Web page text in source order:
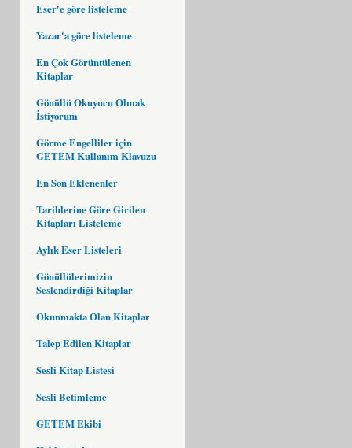
Eser'e göre listeleme
Yazar'a göre listeleme
En Çok Görüntülenen
Kitaplar
Gönüllü Okuyucu Olmak
İstiyorum
Görme Engelliler için
GETEM Kullanım Klavuzu
En Son Eklenenler
Tarihlerine Göre Girilen
Kitapları Listeleme
Aylık Eser Listeleri
Gönüllülerimizin
Seslendirdiği Kitaplar
Okunmakta Olan Kitaplar
Talep Edilen Kitaplar
Sesli Kitap Listesi
Sesli Betimleme
GETEM Ekibi